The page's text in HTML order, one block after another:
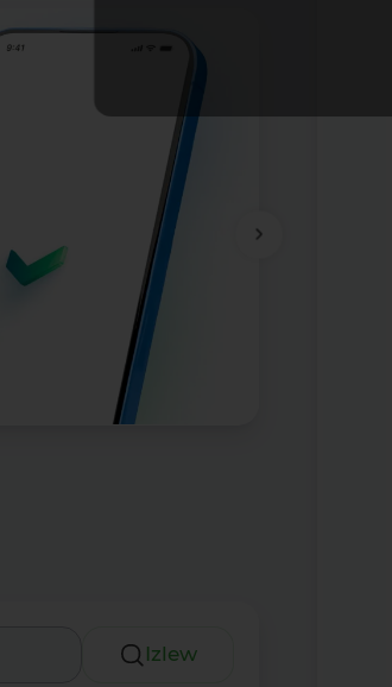
Izlew